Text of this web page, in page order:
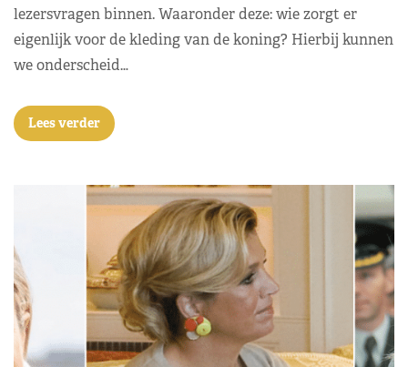
lezersvragen binnen. Waaronder deze: wie zorgt er
eigenlijk voor de kleding van de koning? Hierbij kunnen
we onderscheid…
Lees verder